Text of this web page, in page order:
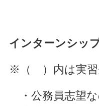
インターンシッ
※（ ）内は実習
・公務員志望